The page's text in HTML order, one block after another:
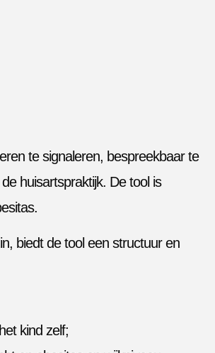
te signaleren, bespreekbaar te
huisartspraktijk. De tool is
biedt de tool een structuur en
kind zelf;